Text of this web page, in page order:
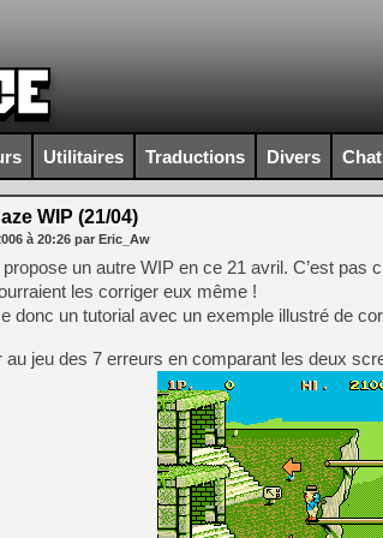
Utilitaires Traductions Divers Chat
WIP (21/04)
à 20:26 par Eric_Aw
propose un autre WIP en ce 21 avril. C’est pas
les corriger eux même !
donc un tutorial avec un exemple illustré de
au jeu des 7 erreurs en comparant les deux